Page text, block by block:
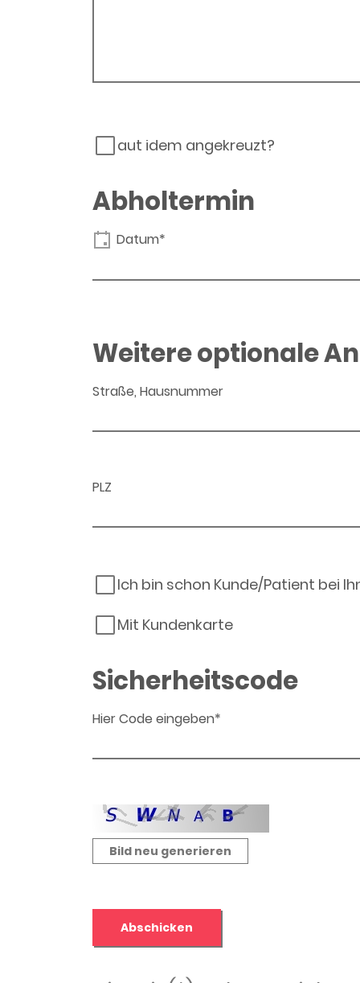
aut idem angekreuzt?
Abholtermin
Datum*
Weitere optionale
Straße, Hausnummer
PLZ
Ich bin schon Kunde/Patient bei
Mit Kundenkarte
Sicherheitscode
Hier Code eingeben*